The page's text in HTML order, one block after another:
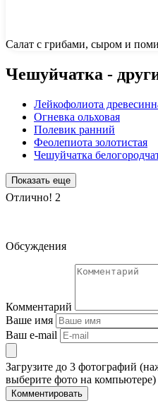
Салат с грибами, сыром и
Чешуйчатка -
Лейкофолиота
Огневка ольховая
Полевик ранний
Феолепиота золотистая
Чешуйчатка
Показать еще
Отлично! 2
Обсуждения
Комментарий
Ваше имя
Ваш e-mail
Загрузите до 3 фотографий
выберите фото на компьютере)
Комментировать